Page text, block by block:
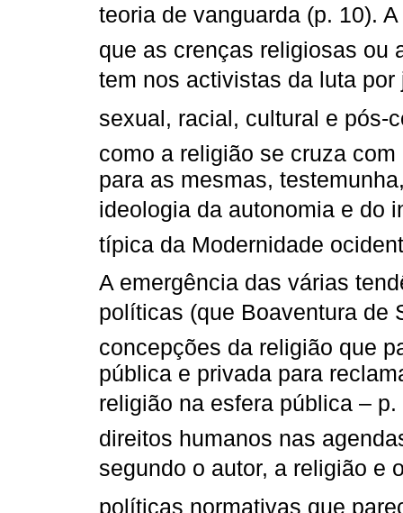
teoria de vanguarda (p.
que as crenças religiosas ou
tem nos activistas da luta
sexual, racial, cultural e pós-
como a religião se cruza
para as mesmas,
ideologia da autonomia e do
típica da Modernidade
A emergência das várias
políticas (que Boaventura de
concepções da religião que
pública e privada para
religião na esfera pública –
direitos humanos nas
segundo o autor, a religião e
políticas normativas que